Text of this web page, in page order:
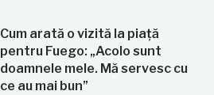
Cum arată o vizită la piață
pentru Fuego: „Acolo sunt
doamnele mele. Mă servesc cu
ce au mai bun”